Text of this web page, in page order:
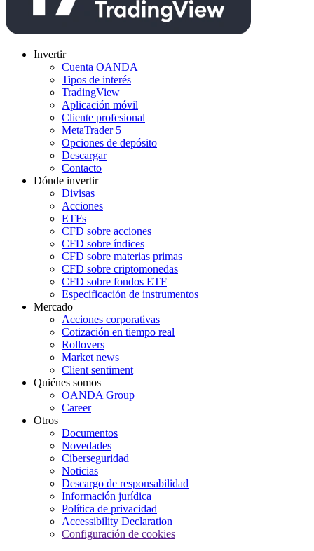
Invertir
Cuenta OANDA
Tipos de interés
TradingView
Aplicación móvil
Cliente profesional
MetaTrader 5
Opciones de depósito
Descargar
Contacto
Dónde invertir
Divisas
Acciones
ETFs
CFD sobre acciones
CFD sobre índices
CFD sobre materias primas
CFD sobre criptomonedas
CFD sobre fondos ETF
Especificación de instrumentos
Mercado
Acciones corporativas
Cotización en tiempo real
Rollovers
Market news
Client sentiment
Quiénes somos
OANDA Group
Career
Otros
Documentos
Novedades
Ciberseguridad
Noticias
Descargo de responsabilidad
Información jurídica
Política de privacidad
Accessibility Declaration
Configuración de cookies